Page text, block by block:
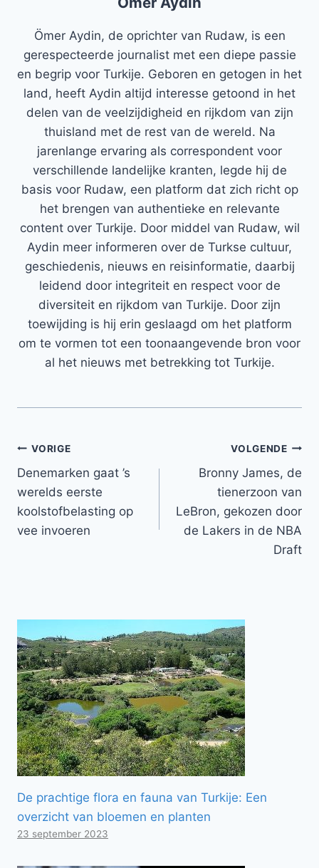
Ömer Aydin, de oprichter van Rudaw, is een
gerespecteerde journalist met een diepe passie
en begrip voor Turkije. Geboren en getogen in het
land, heeft Aydin altijd interesse getoond in het
delen van de veelzijdigheid en rijkdom van zijn
thuisland met de rest van de wereld. Na
jarenlange ervaring als correspondent voor
verschillende landelijke kranten, legde hij de
basis voor Rudaw, een platform dat zich richt op
het brengen van authentieke en relevante
content over Turkije. Door middel van Rudaw, wil
Aydin meer informeren over de Turkse cultuur,
geschiedenis, nieuws en reisinformatie, daarbij
leidend door integriteit en respect voor de
diversiteit en rijkdom van Turkije. Door zijn
toewijding is hij erin geslaagd om het platform
om te vormen tot een toonaangevende bron voor
al het nieuws met betrekking tot Turkije.
Bericht
navigatie
VORIGE
Denemarken gaat ’s
werelds eerste
koolstofbelasting op
vee invoeren
VOLGENDE
Bronny James, de
tienerzoon van
LeBron, gekozen door
de Lakers in de NBA
Draft
De prachtige flora en fauna van Turkije: Een
overzicht van bloemen en planten
23 september 2023